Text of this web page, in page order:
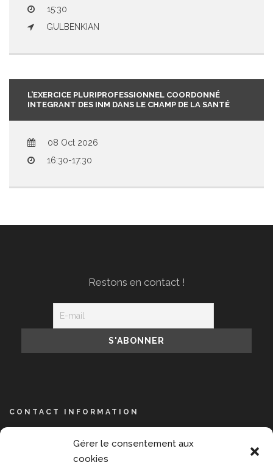
Gérer le consentement aux
cookies
15:30
GULBENKIAN
L’EXERCICE PLURIPROFESSIONNEL COORDONNÉ
INTEGRANT DES INM DANS LE CHAMP DE LA SANTÉ
08 Oct 2026
16:30-17:30
Restons en contact !
CONTACT INFORMATION
NPIS, 14 avenue de l’Opéra, 75001 Paris
+33 609 889 391